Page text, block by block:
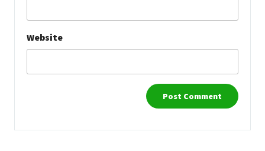
Website